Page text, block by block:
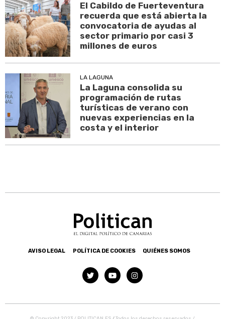
El Cabildo de Fuerteventura
recuerda que está abierta la
convocatoria de ayudas al
sector primario por casi 3
millones de euros
LA LAGUNA
La Laguna consolida su
programación de rutas
turísticas de verano con
nuevas experiencias en la
costa y el interior
AVISO LEGAL POLÍTICA DE COOKIES QUIÉNES SOMOS